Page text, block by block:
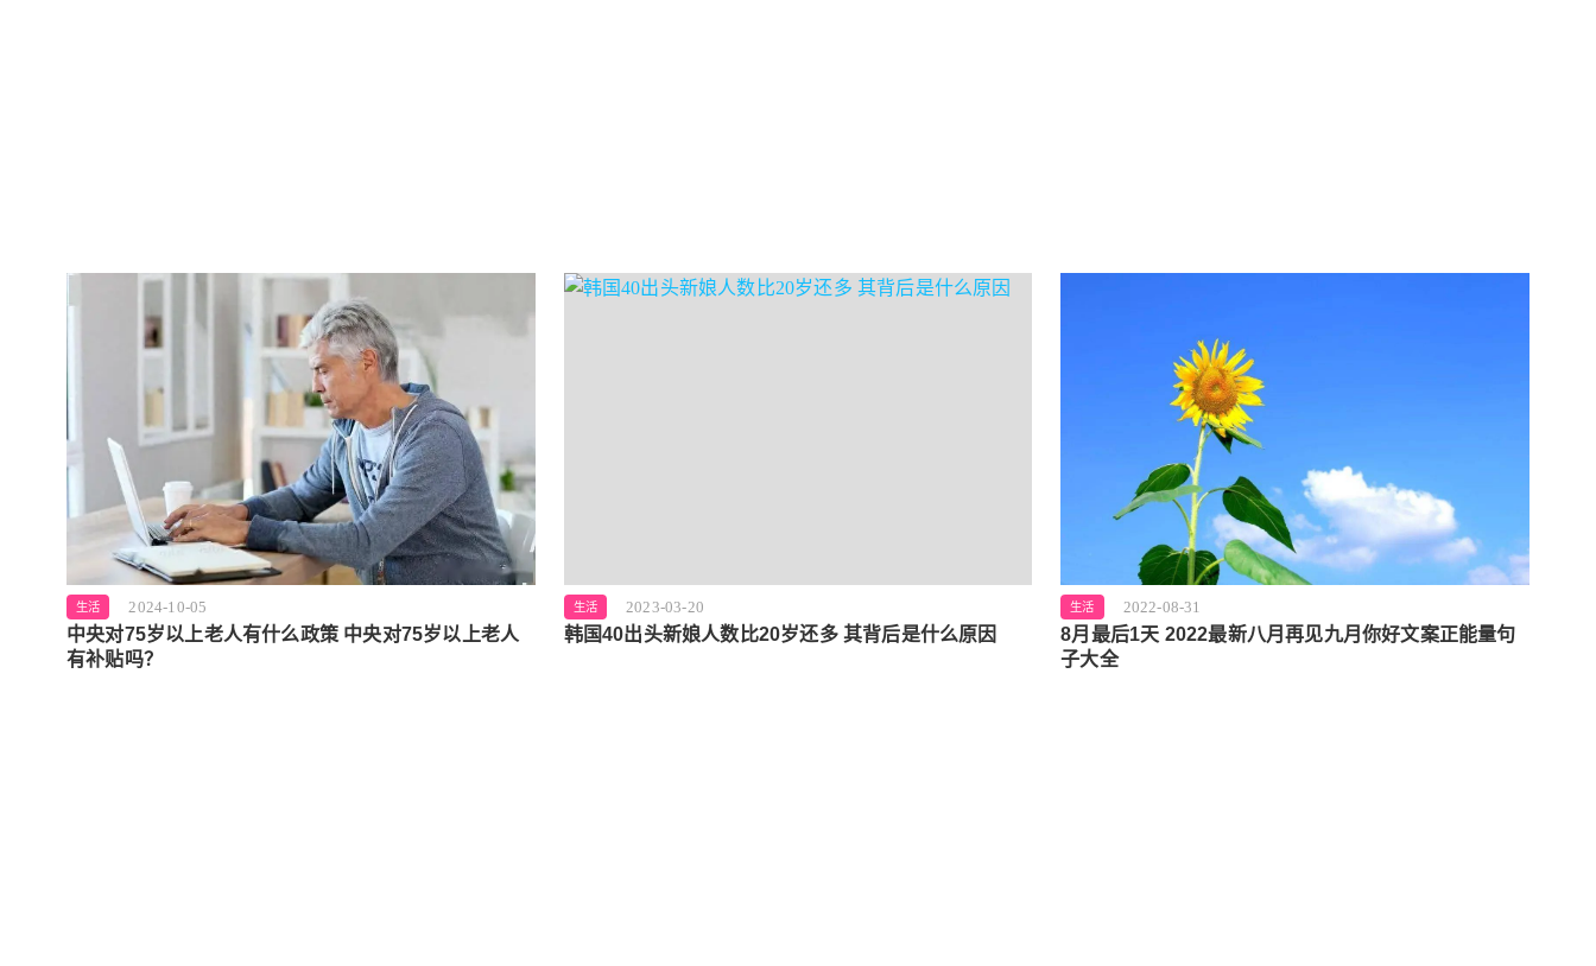
生活 2024-10-05
中央对75岁以上老人有什么政策 中央对75岁以上老人
有补贴吗？
生活 2023-03-20
韩国40出头新娘人数比20岁还多 其背后是什么原因
生活 2022-08-31
8月最后1天 2022最新八月再见九月你好文案正能量句
子大全